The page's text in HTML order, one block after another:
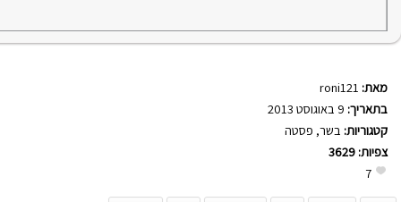
מאת: roni121
בתאריך:
קטגוריות: בשר, פסטה
צפיות: 3629
7